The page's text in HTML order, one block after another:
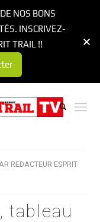
REDACTEUR ESPRIT
tableau
NOS BONS
INSCRIVEZ-
TRAIL !!